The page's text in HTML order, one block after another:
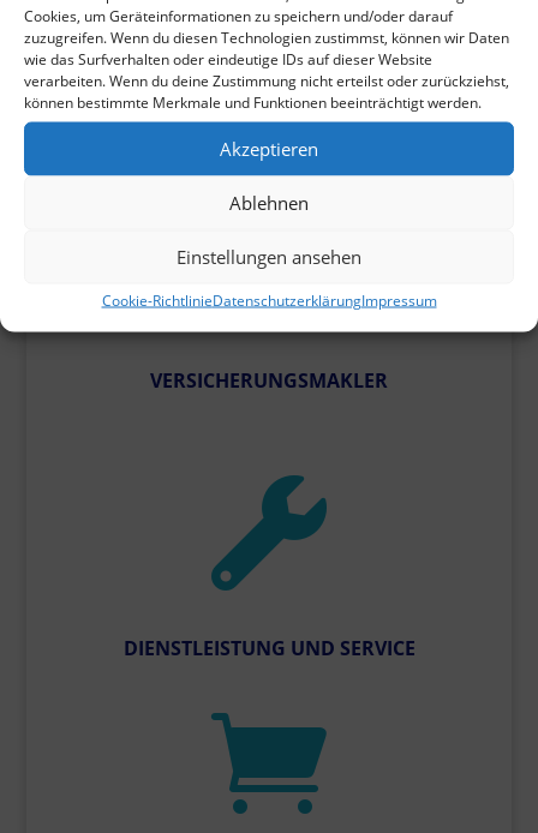
Cookies, um Geräteinformationen zu speichern und/oder darauf
zuzugreifen. Wenn du diesen Technologien zustimmst, können wir Daten
wie das Surfverhalten oder eindeutige IDs auf dieser Website
verarbeiten. Wenn du deine Zustimmung nicht erteilst oder zurückziehst,
können bestimmte Merkmale und Funktionen beeinträchtigt werden.
Akzeptieren
Ablehnen
Einstellungen ansehen
Cookie-RichtlinieDatenschutzerklärungImpressum

TRANSPORT UND LOGISTIK

VERSICHERUNGSMAKLER

DIENSTLEISTUNG UND SERVICE
